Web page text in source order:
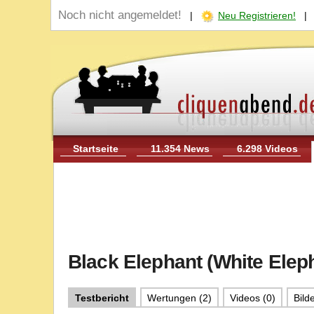
Noch nicht angemeldet! | Neu Registrieren!
Startseite 11.354 News 6.298 Videos
Black Elephant (White
Testbericht Wertungen (2) Videos (0)